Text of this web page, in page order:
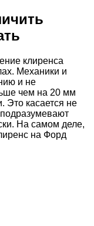
клиренса
Механики и
и не
чем на 20 мм
Это касается не
На самом деле,
на Форд